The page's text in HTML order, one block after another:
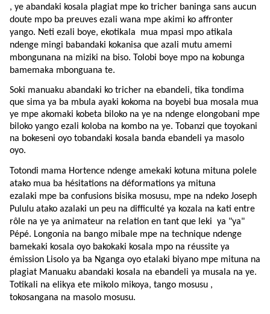
, ye abandaki kosala plagiat mpe ko tricher baninga sans aucun
doute mpo ba preuves ezali wana mpe akimi ko affronter
yango. Neti ezali boye, ekotikala mua mpasi mpo atikala
ndenge mingi babandaki kokanisa que azali mutu amemi
mbongunana na miziki na biso. Tolobi boye mpo na kobunga
bamemaka mbonguana te.
Soki manuaku abandaki ko tricher na ebandeli, tika tondima
que sima ya ba mbula ayaki kokoma na boyebi bua mosala mua
ye mpe akomaki kobeta biloko na ye na ndenge elongobani mpe
biloko yango ezali koloba na kombo na ye. Tobanzi que toyokani
na bokeseni oyo tobandaki kosala banda ebandeli ya masolo
oyo.
Totondi mama Hortence ndenge amekaki kotuna mituna polele
atako mua ba hésitations na déformations ya mituna
ezalaki mpe ba confusions bisika mosusu, mpe na ndeko Joseph
Pululu atako azalaki un peu na difficulté ya kozala na kati entre
rôle na ye ya animateur na relation en tant que leki ya "ya"
Pépé. Longonia na bango mibale mpe na technique ndenge
bamekaki kosala oyo bakokaki kosala mpo na réussite ya
émission Lisolo ya ba Nganga oyo etalaki biyano mpe mituna na
plagiat Manuaku abandaki kosala na ebandeli ya musala na ye.
Totikali na elikya ete mikolo mikoya, tango mosusu ,
tokosangana na masolo mosusu.